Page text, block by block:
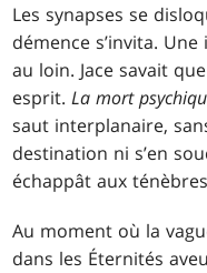
Les synapses se
démence s’invita.
au loin. Jace savait
esprit.La mort
saut interplanaire,
destination ni s’en
échappât aux
Au moment où la
dans les Éternités